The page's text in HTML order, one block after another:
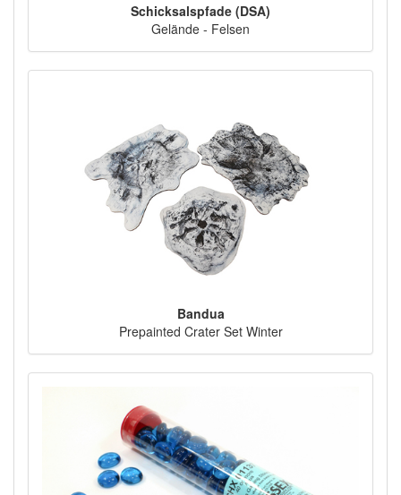
Schicksalspfade (DSA)
Gelände - Felsen
Bandua
Prepainted Crater Set Winter